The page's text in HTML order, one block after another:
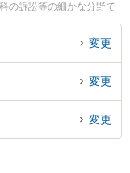
の訴訟等の細かな分野で
やか法律事務所の小林 嵩
務所の角田 紗弥香弁護
』『美容整形のトラブル
い』『初回相談無料で美
に相談予約したい』など
変更
変更
変更